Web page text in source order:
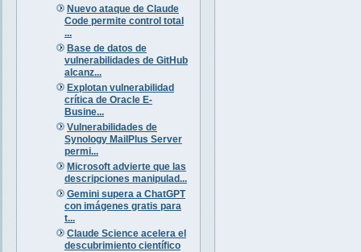
Nuevo ataque de Claude
Code permite control total
...
Base de datos de
vulnerabilidades de GitHub
alcanz...
Explotan vulnerabilidad
crítica de Oracle E-
Busine...
Vulnerabilidades de
Synology MailPlus Server
permi...
Microsoft advierte que las
descripciones manipulad...
Gemini supera a ChatGPT
con imágenes gratis para
t...
Claude Science acelera el
descubrimiento científico